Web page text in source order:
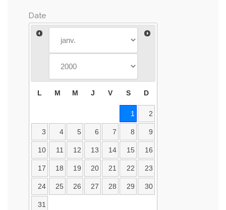
Date
L M M J V S D
1 2
3 4 5 6 7 8 9
10 11 12 13 14 15 16
17 18 19 20 21 22 23
24 25 26 27 28 29 30
31